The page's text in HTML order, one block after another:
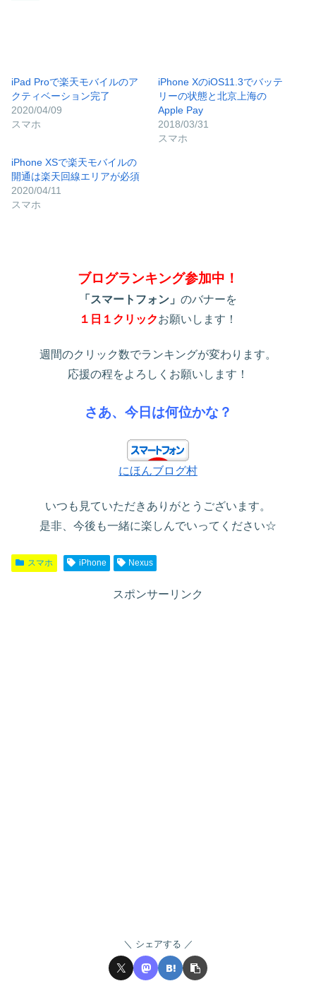
iPad Proで楽天モバイルのア
クティベーション完了
2020/04/09
スマホ
iPhone XのiOS11.3でバッテ
リーの状態と北京上海の
Apple Pay
2018/03/31
スマホ
iPhone XSで楽天モバイルの
開通は楽天回線エリアが必須
2020/04/11
スマホ
ブログランキング参加中！
「スマートフォン」 のバナーを
１日１クリックお願いします！
週間のクリック数でランキングが変わります。
応援の程をよろしくお願いします！
さあ、今日は何位かな？
にほんブログ村
いつも見ていただきありがとうございます。
是非、今後も一緒に楽しんでいってください☆
スマホ iPhone Nexus
スポンサーリンク
シェアする